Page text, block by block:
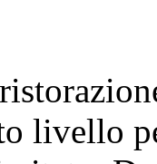
livello